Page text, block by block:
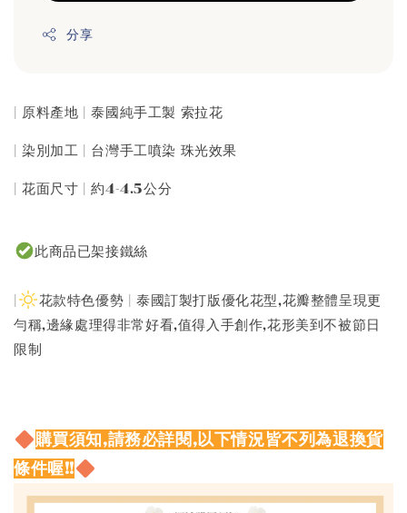
分享
| 原料產地 | 泰國純手工製 索拉花
| 染別加工 | 台灣手工噴染 珠光效果
| 花面尺寸 | 約4-4.5公分
此商品已架接鐵絲
花款特色優勢 | 泰國訂製打版優化花型,花瓣整體呈現更
勻稱,邊緣處理得非常好看,值得入手創作,花形美到不被節日
限制
購買須知,請務必詳閱,以下情況皆不列為退換貨
條件喔!!